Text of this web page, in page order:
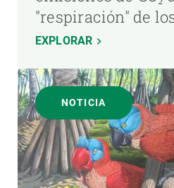
"respiración" de
EXPLORAR
NOTICIA